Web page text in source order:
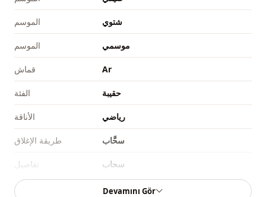
الموسم شتوي
الموسم موسمي
قماش Ar
الفئة حقيبة
الأناقة رياضي
طريقة الإغلاق سحَّاب
تفاصيل سحاب
الاستخدام يومي
Devamını Gör